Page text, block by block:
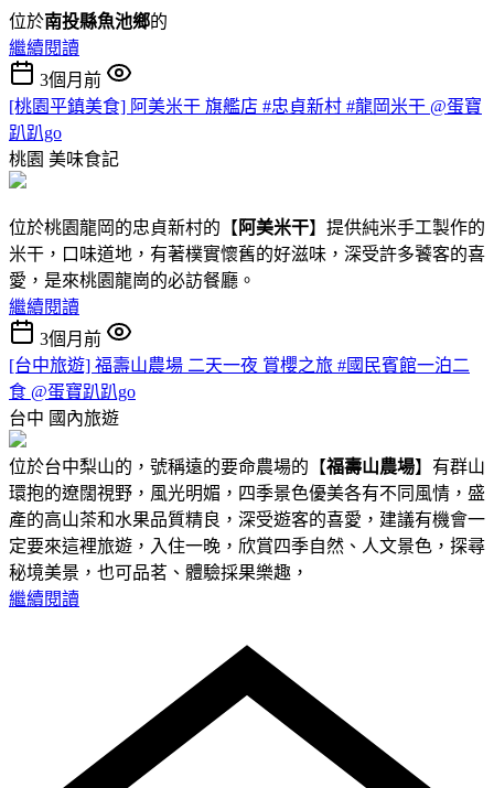
位於南投縣魚池鄉的
繼續閱讀
3個月前
[桃園平鎮美食] 阿美米干 旗艦店 #忠貞新村 #龍岡米干 @蛋寶
趴趴go
桃園 美味食記
位於桃園龍岡的忠貞新村的【 阿美米干】提供純米手工製作的
米干，口味道地，有著樸實懷舊的好滋味，深受許多饕客的喜
愛，是來桃園龍崗的必訪餐廳。
繼續閱讀
3個月前
[台中旅遊] 福壽山農場 二天一夜 賞櫻之旅 #國民賓館一泊二
食 @蛋寶趴趴go
台中 國內旅遊
位於台中梨山的，號稱遠的要命農場的【福壽山農場】有群山
環抱的遼闊視野，風光明媚，四季景色優美各有不同風情，盛
產的高山茶和水果品質精良，深受遊客的喜愛，建議有機會一
定要來這裡旅遊，入住一晚，欣賞四季自然、人文景色，探尋
秘境美景，也可品茗、體驗採果樂趣，
繼續閱讀